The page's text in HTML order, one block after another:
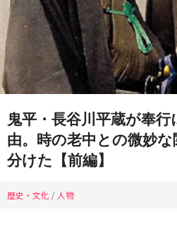
鬼平・長谷川平蔵が奉
由。時の老中との微妙
分けた【前編】
歴史・文化 / 人物